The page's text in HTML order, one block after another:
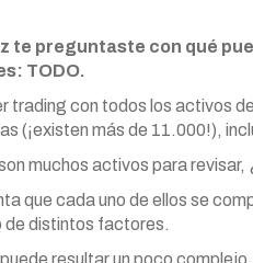
te preguntaste con qué
TODO.
trading con todos los activos
(¡existen más de 11.000!),
muchos activos para revisar,
que cada uno de ellos se
de distintos factores.
resultar un poco